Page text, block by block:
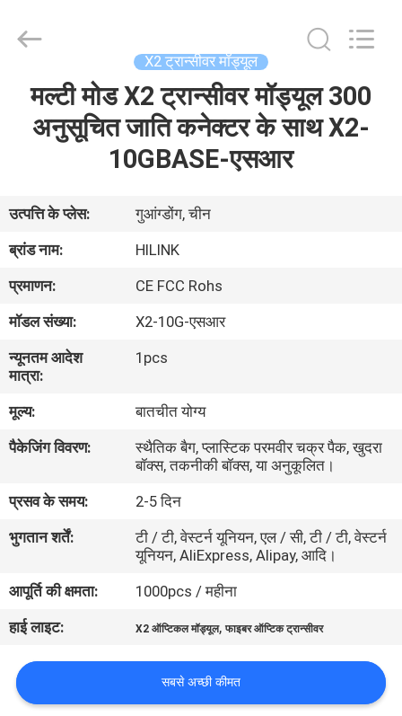
हमारे
बारे
में
कारखाने
का
गुणवत्ता
नियंत्रण
हमसे
संपर्क
करें
समाचार
Technology
Co.,Ltd..
X2 ट्रान्सीवर मॉड्यूल
मल्टी मोड X2 ट्रान्सीवर मॉड्यूल 300
अनुसूचित जाति कनेक्टर के साथ X2-
10GBASE-एसआर
उत्पत्ति के प्लेस:
गुआंग्डोंग, चीन
ब्रांड नाम:
HILINK
प्रमाणन:
CE FCC Rohs
मॉडल संख्या:
X2-10G-एसआर
न्यूनतम आदेश
मात्रा:
1pcs
मूल्य:
बातचीत योग्य
पैकेजिंग विवरण:
स्थैतिक बैग, प्लास्टिक परमवीर चक्र पैक, खुदरा
बॉक्स, तकनीकी बॉक्स, या अनुकूलित।
प्रसव के समय:
2-5 दिन
भुगतान शर्तें:
टी / टी, वेस्टर्न यूनियन, एल / सी, टी / टी, वेस्टर्न
यूनियन, AliExpress, Alipay, आदि।
आपूर्ति की क्षमता:
1000pcs / महीना
हाई लाइट:
X2 ऑप्टिकल मॉड्यूल,फाइबर ऑप्टिक ट्रान्सीवर
सबसे अच्छी कीमत